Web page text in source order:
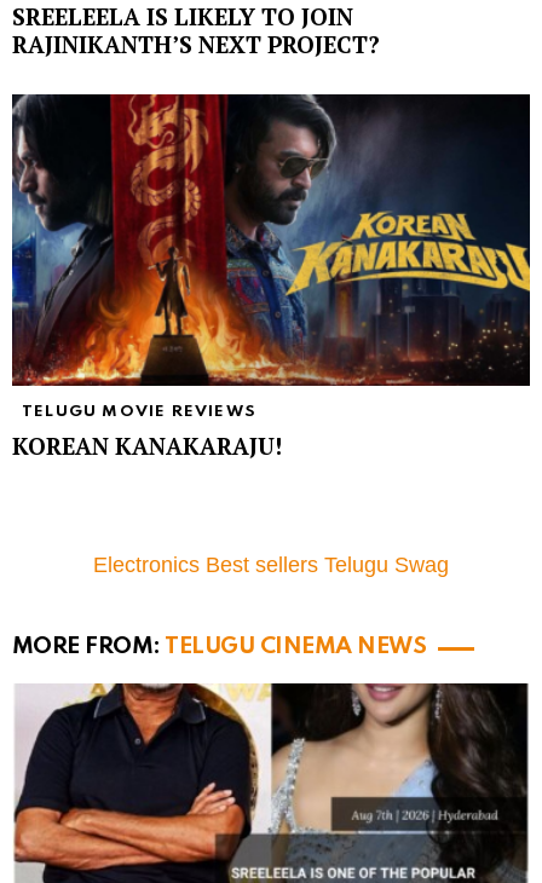
SREELEELA IS LIKELY TO JOIN
RAJINIKANTH’S NEXT PROJECT?
TELUGU MOVIE REVIEWS
KOREAN KANAKARAJU!
Electronics Best sellers Telugu Swag
MORE FROM: TELUGU CINEMA NEWS